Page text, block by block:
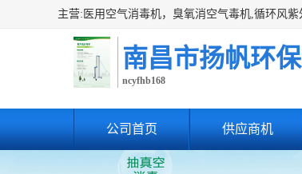
南昌市扬帆环
ncyfhb168
公司首页 供应商机